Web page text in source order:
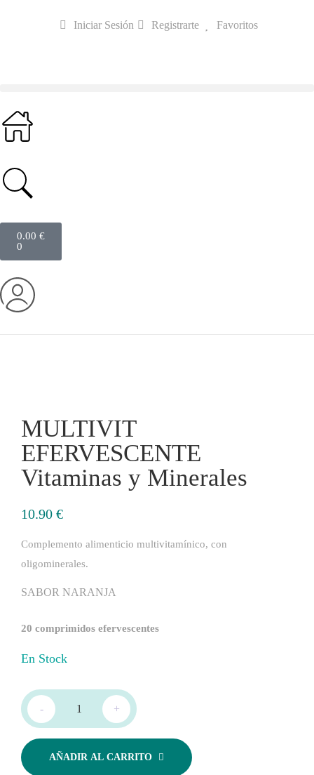
Iniciar Sesión Registrarte Favoritos
0.00 €
0
MULTIVIT
EFERVESCENTE
Vitaminas y Minerales
10.90 €
Complemento alimenticio multivitamínico, con
oligominerales.
SABOR NARANJA
20 comprimidos efervescentes
En Stock
- +
AÑADIR AL CARRITO